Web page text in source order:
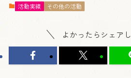
活動実績 その他の活動
よかったらシェア